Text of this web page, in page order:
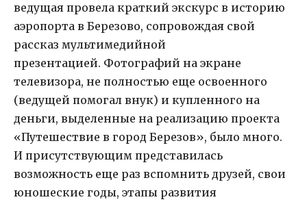
ведущая провела краткий экскурс в историю
аэропорта в Березово, сопровождая свой
рассказ мультимедийной
презентацией. Фотографий на экране
телевизора, не полностью еще освоенного
(ведущей помогал внук) и купленного на
деньги, выделенные на реализацию проекта
«Путешествие в город Березов», было много.
И присутствующим представилась
возможность еще раз вспомнить друзей, свои
юношеские годы, этапы развития